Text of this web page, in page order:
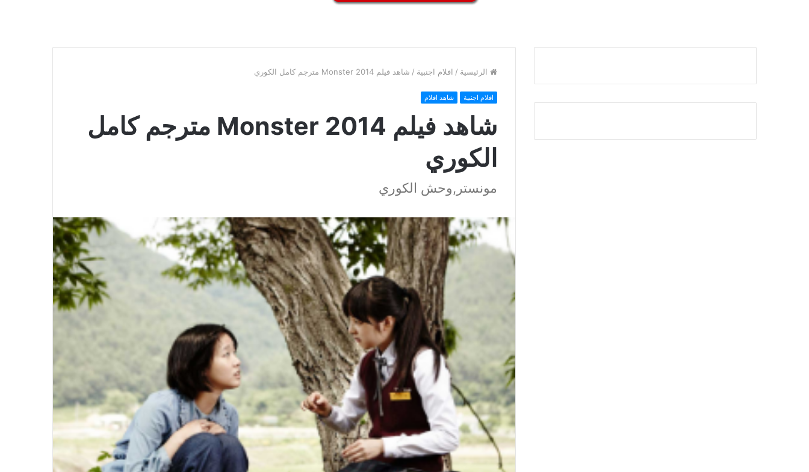
الرئيسية / افلام اجنبية / شاهد فيلم Monster 2014 مترجم كامل الكوري
افلام اجنبية شاهد افلام
شاهد فيلم Monster 2014 مترجم كامل
الكوري
مونستر,وحش الكوري